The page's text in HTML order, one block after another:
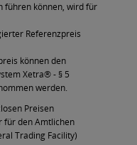
führen können, wird für
Referenzpreis
können den
Xetra®- § 5
werden.
Preisen
für den Amtlichen
Trading Facility)